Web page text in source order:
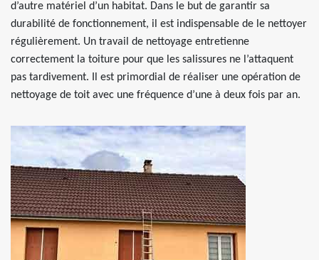
d’autre matériel d’un habitat. Dans le but de garantir sa
durabilité de fonctionnement, il est indispensable de le nettoyer
régulièrement. Un travail de nettoyage entretienne
correctement la toiture pour que les salissures ne l’attaquent
pas tardivement. Il est primordial de réaliser une opération de
nettoyage de toit avec une fréquence d’une à deux fois par an.